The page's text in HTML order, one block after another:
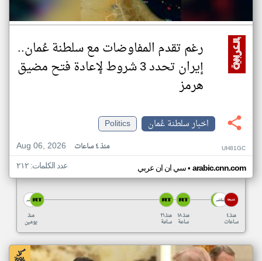
رغم تقدم المفاوضات مع سلطنة عُمان..
إيران تحدد 3 شروط لإعادة فتح مضيق
هرمز
اخبار سلطنة عُمان
Politics
Aug 06, 2026
منذ ٤ ساعات UH81GC
سي ان ان عربي• arabic.cnn.com عدد الكلمات: ٢١٢
منذ
يومين
منذ ٢١
ساعة
منذ ١٨
ساعة
منذ ٤
ساعات